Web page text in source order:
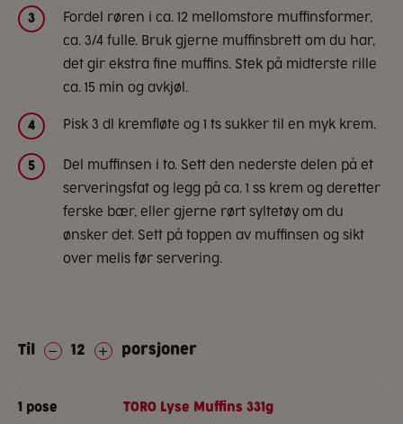
Til 12 porsjoner
1 pose TORO Lyse Muffins 331g
3
Fordel røren i ca. 12 mellomstore muffinsformer,
ca. 3/4 fulle. Bruk gjerne muffinsbrett om du har,
det gir ekstra fine muffins. Stek på midterste rille
ca. 15 min og avkjøl.
4 Pisk 3 dl kremfløte og 1 ts sukker til en myk krem.
5
Del muffinsen i to. Sett den nederste delen på et
serveringsfat og legg på ca. 1 ss krem og deretter
ferske bær, eller gjerne rørt syltetøy om du
ønsker det. Sett på toppen av muffinsen og sikt
over melis før servering.